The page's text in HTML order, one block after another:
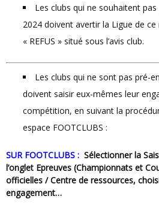
Les clubs qui ne souhaitent
2024 doivent avertir la Ligue de
« REFUS » situé sous l’avis club.
Les clubs qui ne sont pas pré-
doivent saisir eux-mêmes leur
compétition, en suivant la
espace FOOTCLUBS :
SUR FOOTCLUBS : Sélectionner la
l’onglet Epreuves (Championnats et
officielles / Centre de ressources,
engagement…